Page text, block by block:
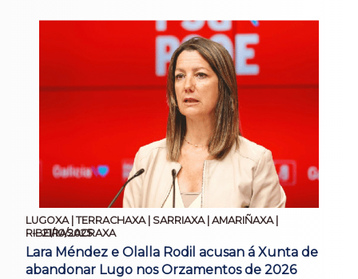
LUGOXA | TERRACHAXA | SARRIAXA | AMARIÑAXA |
RIBEIRASACRAXA
21/10/2025
Lara Méndez e Olalla Rodil acusan á Xunta de
abandonar Lugo nos Orzamentos de 2026